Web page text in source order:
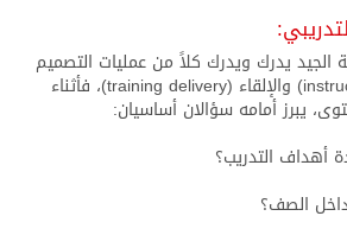
الجيد يدرك ويدرك كلاً من عمليات التصميم
التدريبي (instructionaldesign) والإلقاء (training delivery)، فأثناء
يبرز أمامه سؤالان أساسيان:
أهداف التدريب؟
الصف؟